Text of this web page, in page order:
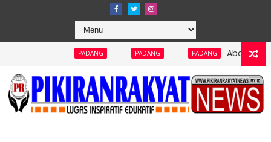
PADANG PADANG Abaikan Keterbukaan